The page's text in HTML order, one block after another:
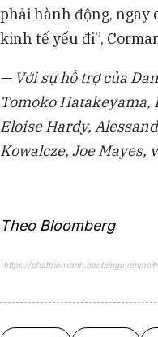
phải hành động, ngay
kinh tế yếu đi”,
— Với sự hỗ trợ của
Tomoko Hatakeyama,
Eloise Hardy,
Kowalcze, Joe Mayes,
Theo Bloomberg
https://